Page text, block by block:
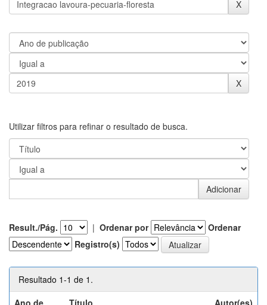
Utilizar filtros para refinar o resultado de busca.
Result./Pág. | Ordenar por
Ordenar
Registro(s)
Resultado 1-1 de 1.
Ano de
Título Autor(es)